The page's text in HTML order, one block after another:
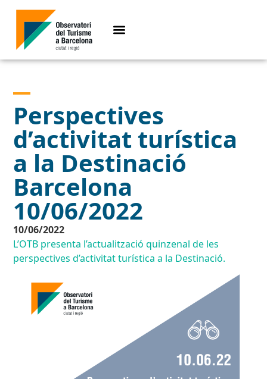
Perspectives
d’activitat turística
a la Destinació
Barcelona
10/06/2022
10/06/2022
L’OTB presenta l’actualització quinzenal de les
perspectives d’activitat turística a la Destinació.